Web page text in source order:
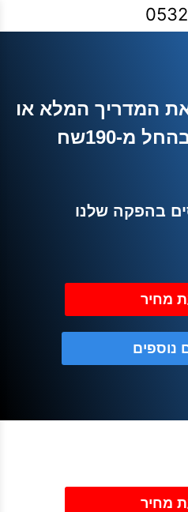
המדריך המלא או
מ-190שח
בהפקה שלנו
מחיר
נוספים
מחיר